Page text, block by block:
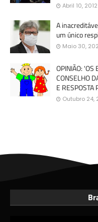
Abril 10, 2012
A
um único
Maio 30,
OPINIÃO: 'OS
CONSELHO
E RESPOSTA
Outubro 24,